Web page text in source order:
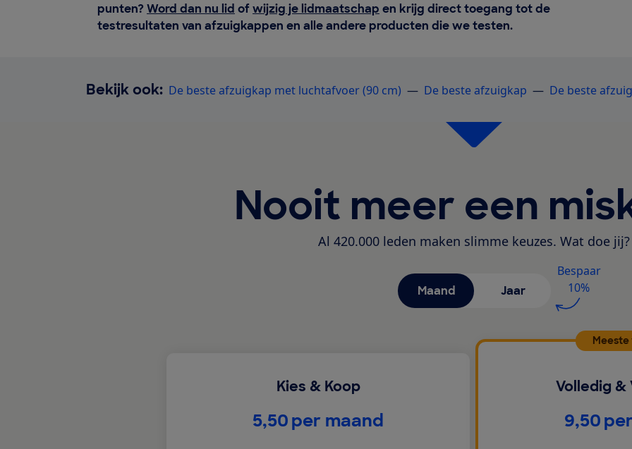
punten? Word dan nu lid of wijzig je lidmaatschap en krijg direct toegang tot de
testresultaten van afzuigkappen en alle andere producten die we testen.
Bekijk ook: De beste afzuigkap met luchtafvoer (90 cm) ― De beste afzuigkap ― De beste
Nooit meer een
Al 420.000 leden maken slimme keuzes. Wat doe jij?
Maand Jaar
Bespaar
10%
Kies & Koop
€
5,50per maand
Meeste
Volledig
€
9,50